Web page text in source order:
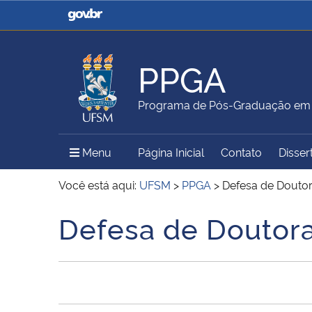
Casa Civil
Ministério da Justiça e
Ministério da Agricultura,
Pecuária e Abastecimento
Ministério da Educação
Ministério do Meio Ambiente Ministério do Turismo
Secretaria de Governo
Gabinete de Segurança
PPGA
Programa de Pós-Graduação
Menu Menu Principal do Sítio
Página Inicial Contato
Você está aqui: UFSM > PPGA > Defesa de
Início do conteúdo
Defesa de